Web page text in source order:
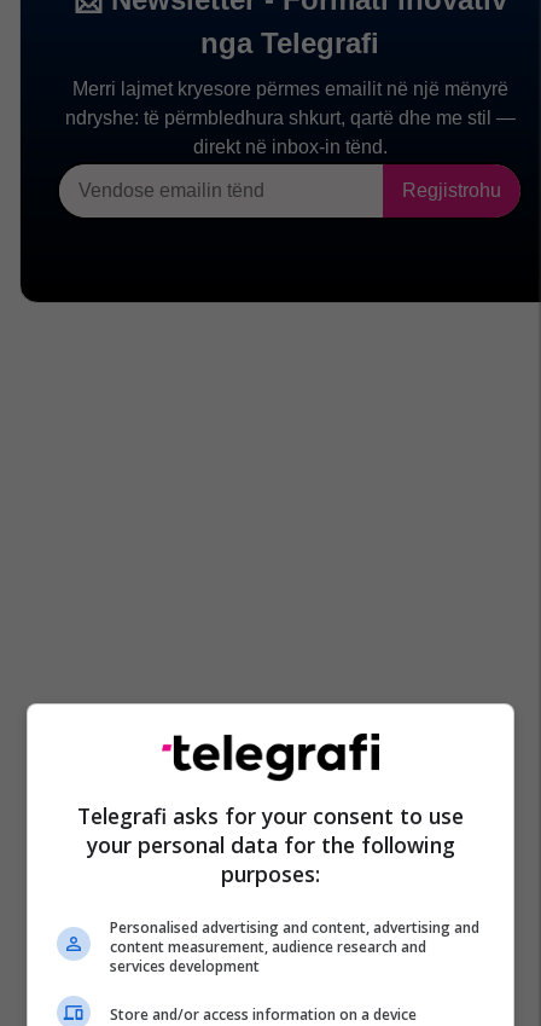
Telegrafi asks for your consent to use
your personal data for the following
purposes:
Personalised advertising and content, advertising and
content measurement, audience research and
services development
Store and/or access information on a device